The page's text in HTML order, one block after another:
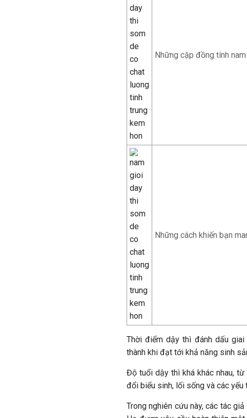
Những cặp đồng tính
Những cách khiến bạn
Thời điểm dậy thì đánh dấu
thành khi đạt tới khả năng sinh
Độ tuổi dậy thì khá khác nhau,
đổi biểu sinh, lối sống và các yếu
Trong nghiên cứu này, các tác